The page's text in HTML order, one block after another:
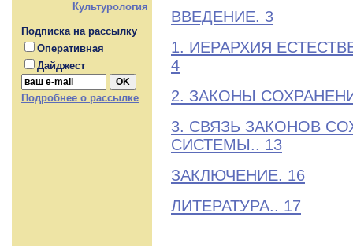
Культурология
Подписка на рассылку
Оперативная
Дайджест
Подробнее о рассылке
ВВЕДЕНИЕ. 3
1. ИЕРАРХИЯ
4
2. ЗАКОНЫ
3. СВЯЗЬ ЗАКОНОВ
СИСТЕМЫ.. 13
ЗАКЛЮЧЕНИЕ. 16
ЛИТЕРАТУРА.. 17